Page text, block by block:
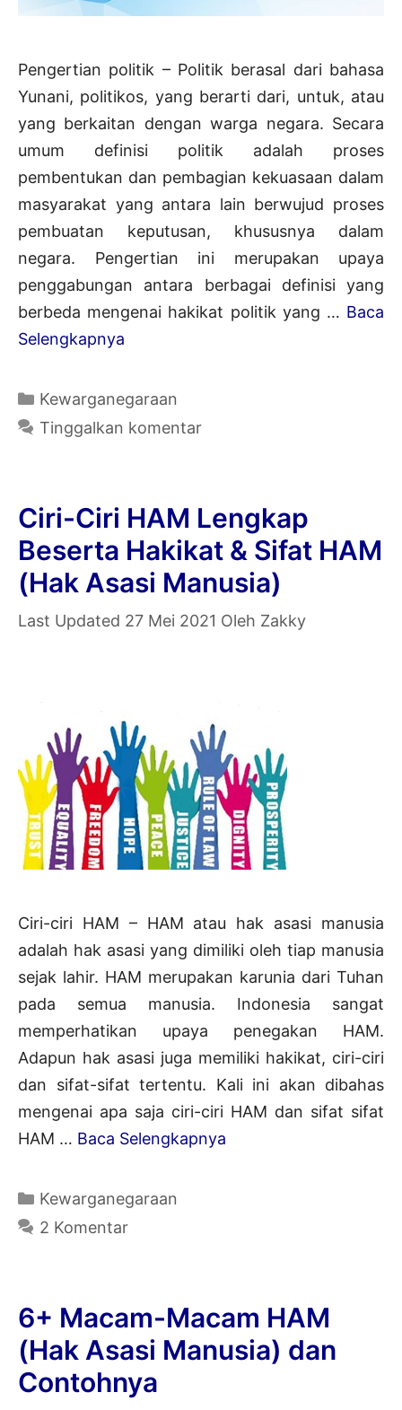
Pengertian politik – Politik berasal dari bahasa
Yunani, politikos, yang berarti dari, untuk, atau
yang berkaitan dengan warga negara. Secara
umum definisi politik adalah proses
pembentukan dan pembagian kekuasaan dalam
masyarakat yang antara lain berwujud proses
pembuatan keputusan, khususnya dalam
negara. Pengertian ini merupakan upaya
penggabungan antara berbagai definisi yang
berbeda mengenai hakikat politik yang … Baca
Selengkapnya
Menurut
Para
Umum
[Lengkap]
Kategori
Kewarganegaraan
Tinggalkan komentar
Ciri-Ciri HAM Lengkap
Beserta Hakikat & Sifat HAM
(Hak Asasi Manusia)
27 Mei 2021 Oleh Zakky
Ciri-ciri HAM – HAM atau hak asasi manusia
adalah hak asasi yang dimiliki oleh tiap manusia
sejak lahir. HAM merupakan karunia dari Tuhan
pada semua manusia. Indonesia sangat
memperhatikan upaya penegakan HAM.
Adapun hak asasi juga memiliki hakikat, ciri-ciri
dan sifat-sifat tertentu. Kali ini akan dibahas
mengenai apa saja ciri-ciri HAM dan sifat sifat
HAM … Baca Selengkapnya
Sifat
HAM
Kategori
Kewarganegaraan
2 Komentar
6+ Macam-Macam HAM
(Hak Asasi Manusia) dan
Contohnya